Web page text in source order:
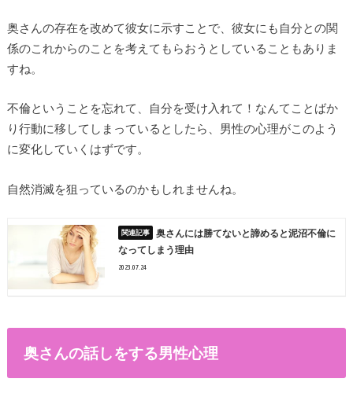
奥さんの存在を改めて彼女に示すことで、彼女にも自分との関
係のこれからのことを考えてもらおうとしていることもありま
すね。
不倫ということを忘れて、自分を受け入れて！なんてことばか
り行動に移してしまっているとしたら、男性の心理がこのよう
に変化していくはずです。
自然消滅を狙っているのかもしれませんね。
奥さんには勝てないと諦めると泥沼不倫に
なってしまう理由
2023.07.24
奥さんの話しをする男性心理